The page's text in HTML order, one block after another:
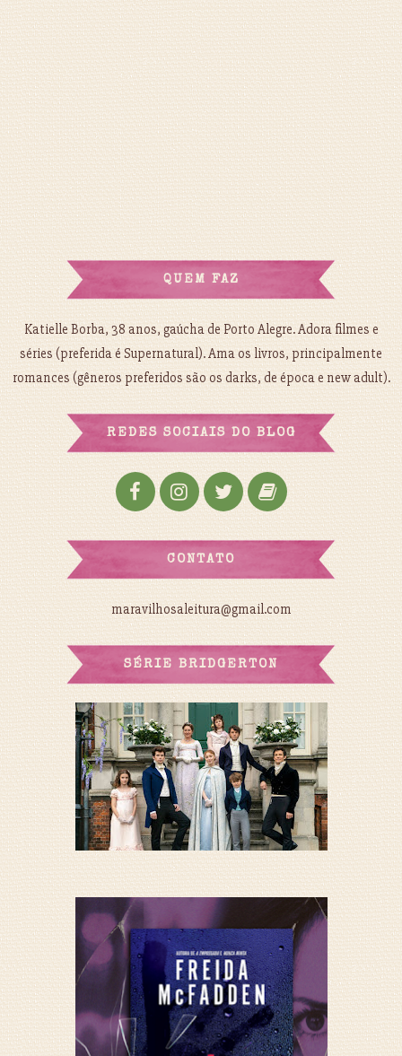
QUEM FAZ
Katielle Borba, 38 anos, gaúcha de Porto Alegre. Adora filmes e
séries (preferida é Supernatural). Ama os livros, principalmente
romances (gêneros preferidos são os darks, de época e new adult).
REDES SOCIAIS DO BLOG
CONTATO
maravilhosaleitura@gmail.com
SÉRIE BRIDGERTON